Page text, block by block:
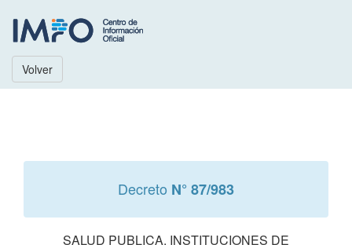
Volver
Decreto N° 87/983
SALUD PUBLICA. INSTITUCIONES DE